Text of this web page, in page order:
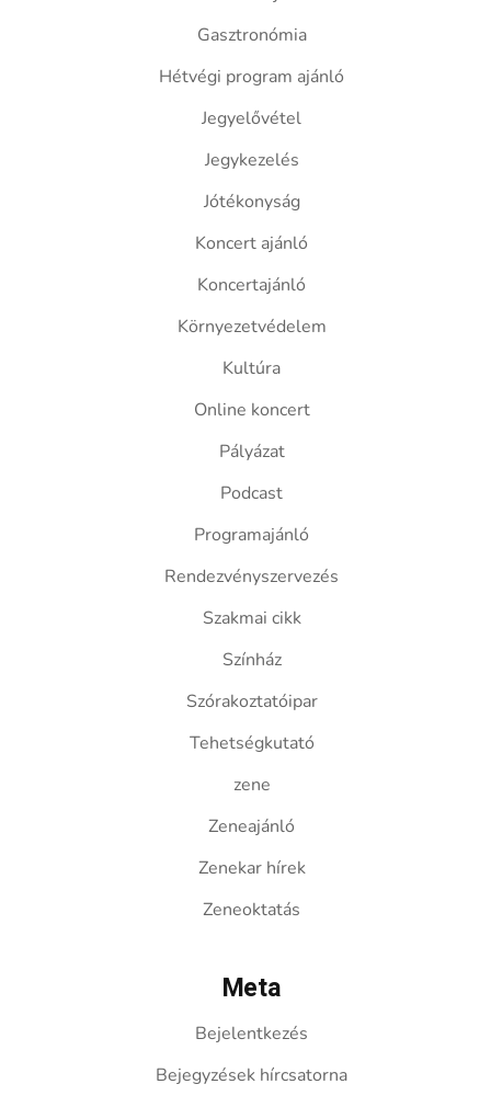
Gasztronómia
Hétvégi program ajánló
Jegyelővétel
Jegykezelés
Jótékonyság
Koncert ajánló
Koncertajánló
Környezetvédelem
Kultúra
Online koncert
Pályázat
Podcast
Programajánló
Rendezvényszervezés
Szakmai cikk
Színház
Szórakoztatóipar
Tehetségkutató
zene
Zeneajánló
Zenekar hírek
Zeneoktatás
Meta
Bejelentkezés
Bejegyzések hírcsatorna